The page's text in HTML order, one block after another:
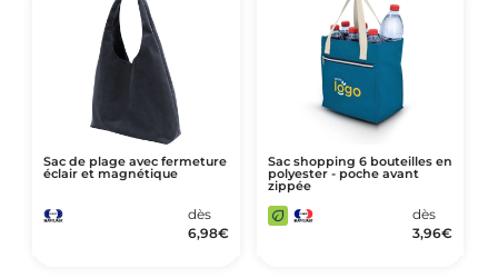
Sac de plage avec fermeture
éclair et magnétique
dès
6,98€
Sac shopping 6 bouteilles en
polyester - poche avant
zippée
dès
3,96€